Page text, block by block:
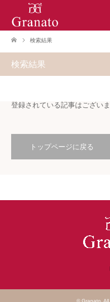
検索結果
検索結果
登録されている記事はございま
トップページに戻る
© Granato .